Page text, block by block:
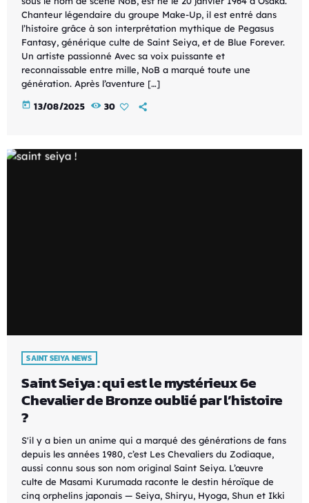
Chanteur légendaire du groupe Make-Up, il est entré dans
l’histoire grâce à son interprétation mythique de Pegasus
Fantasy, générique culte de Saint Seiya, et de Blue Forever.
Un artiste passionné Avec sa voix puissante et
reconnaissable entre mille, NoB a marqué toute une
génération. Après l’aventure […]
today 13/08/2025 30
SAINT SEIYA NEWS
Saint Seiya : qui est le mystérieux 6e
Chevalier de Bronze oublié par l’histoire
?
S'il y a bien un anime qui a marqué des générations de fans
depuis les années 1980, c’est Les Chevaliers du Zodiaque,
aussi connu sous son nom original Saint Seiya. L’œuvre
culte de Masami Kurumada raconte le destin héroïque de
cinq orphelins japonais — Seiya, Shiryu, Hyoga, Shun et Ikki